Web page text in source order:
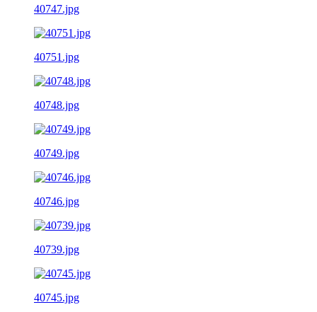
40747.jpg
40751.jpg
40748.jpg
40749.jpg
40746.jpg
40739.jpg
40745.jpg